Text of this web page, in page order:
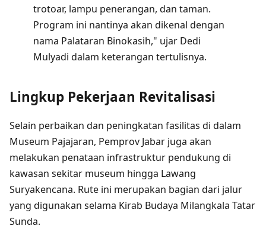
trotoar, lampu penerangan, dan taman.
Program ini nantinya akan dikenal dengan
nama Palataran Binokasih," ujar Dedi
Mulyadi dalam keterangan tertulisnya.
Lingkup Pekerjaan Revitalisasi
Selain perbaikan dan peningkatan fasilitas di dalam
Museum Pajajaran, Pemprov Jabar juga akan
melakukan penataan infrastruktur pendukung di
kawasan sekitar museum hingga Lawang
Suryakencana. Rute ini merupakan bagian dari jalur
yang digunakan selama Kirab Budaya Milangkala Tatar
Sunda.